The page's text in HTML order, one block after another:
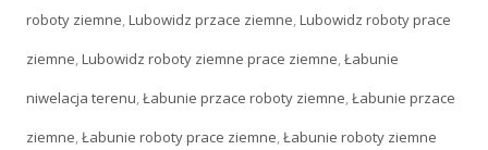
roboty ziemne,Lubowidz przace ziemne,Lubowidz roboty prace
ziemne,Lubowidz roboty ziemne prace ziemne,Łabunie
niwelacja terenu,Łabunie przace roboty ziemne,Łabunie przace
ziemne,Łabunie roboty prace ziemne,Łabunie roboty ziemne